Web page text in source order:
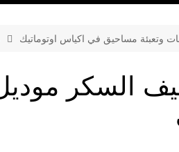
وتعبئة مساحيق في اكياس اوتوماتيك